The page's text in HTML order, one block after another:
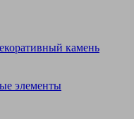
камень
элементы